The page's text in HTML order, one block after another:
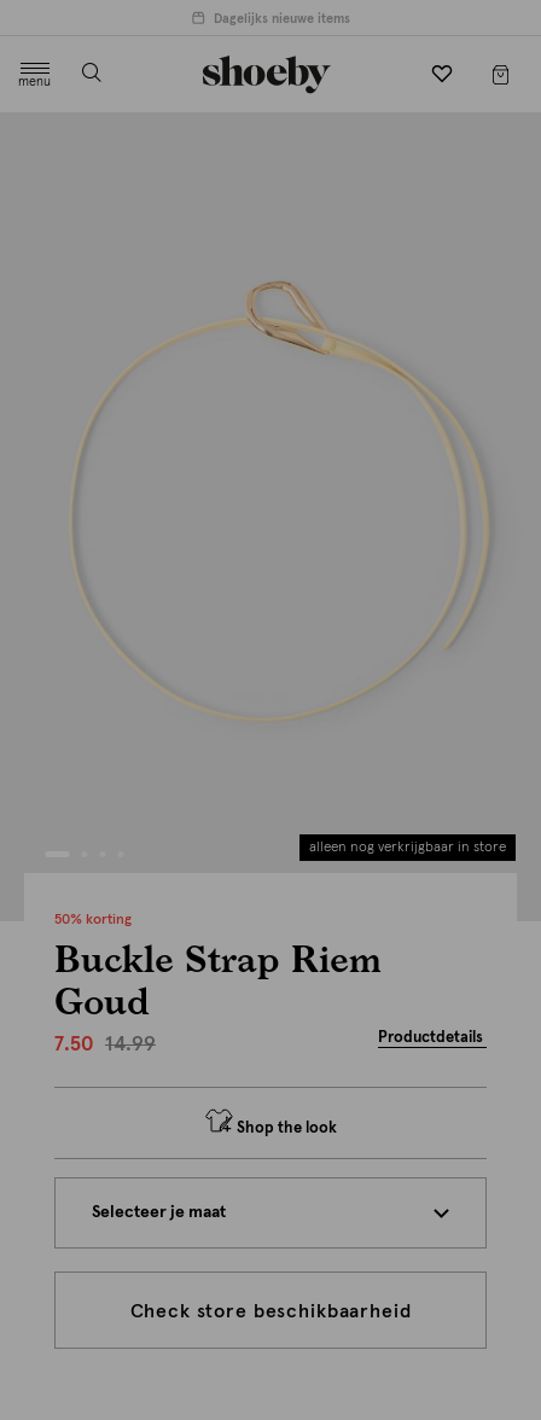
Dagelijks nieuwe items
menu
alleen nog verkrijgbaar in store
50% korting
Buckle Strap Riem
Goud
7.50 14.99 Productdetails
Shop the look
Selecteer je maat
Check store beschikbaarheid